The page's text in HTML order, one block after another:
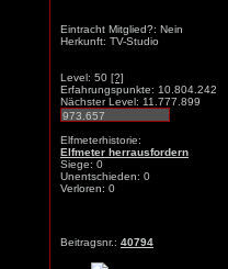
Eintracht Mitglied?: Nein
Herkunft: TV-Studio
Level: 50 [?]
Erfahrungspunkte: 10.804.242
Nächster Level: 11.777.899
Elfmeterhistorie:
Elfmeter herrausfordern
Siege: 0
Unentschieden: 0
Verloren: 0
Beitragsnr.: 40794